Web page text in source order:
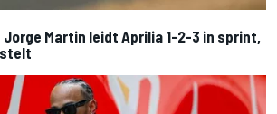
Jorge Martin leidt Aprilia 1-2-3 in sprint,